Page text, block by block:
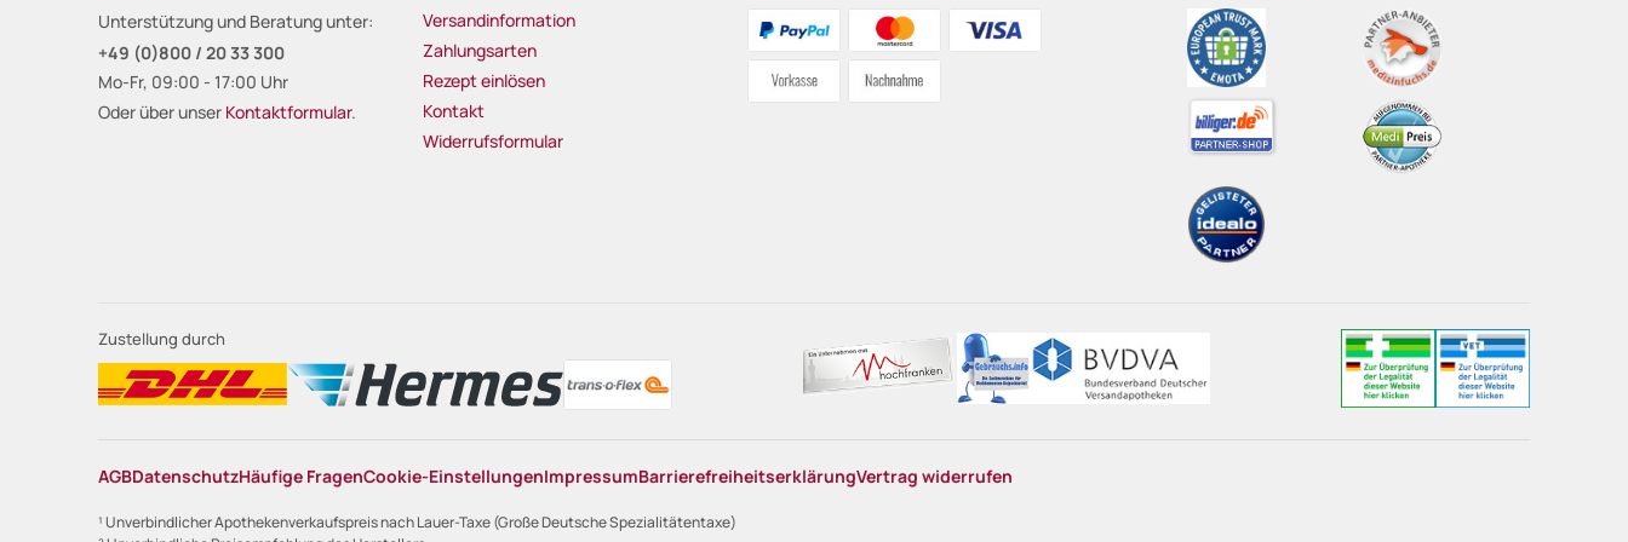
Unterstützung und Beratung unter:
+49 (0)800 / 20 33 300
Mo-Fr, 09:00 - 17:00 Uhr
Oder über unser Kontaktformular.
Versandinformation
Zahlungsarten
Rezept einlösen
Kontakt
Widerrufsformular
Zustellung durch
AGBDatenschutzHäufige FragenCookie-EinstellungenImpressumBarrierefreiheitserklärungVertrag widerrufen
¹ Unverbindlicher Apothekenverkaufspreis nach Lauer-Taxe (Große Deutsche Spezialitätentaxe)